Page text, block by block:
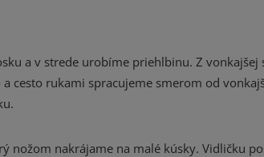
a v strede urobíme priehlbinu. Z vonkajšej
cesto rukami spracujeme smerom od
nožom nakrájame na malé kúsky. Vidličku